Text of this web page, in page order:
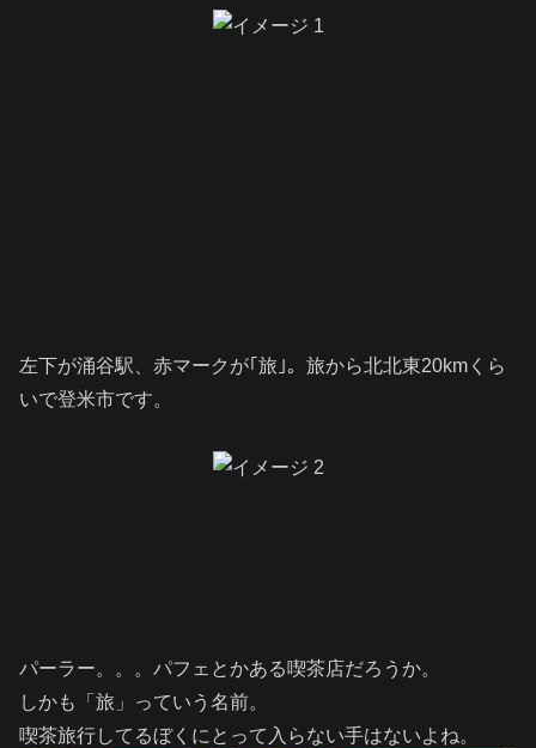
左下が涌谷駅、赤マークが｢旅｣。旅から北北東20kmくら
いで登米市です。
パーラー。。。パフェとかある喫茶店だろうか。
しかも「旅」っていう名前。
喫茶旅行してるぼくにとって入らない手はないよね。